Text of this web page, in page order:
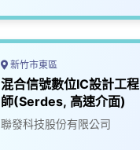
新竹市東區
混合信號數位IC設計工程
師(Serdes, 高速介面)
聯發科技股份有限公司